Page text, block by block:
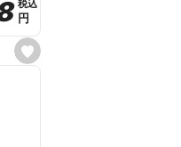
e
s
e
税込
税込
円
円